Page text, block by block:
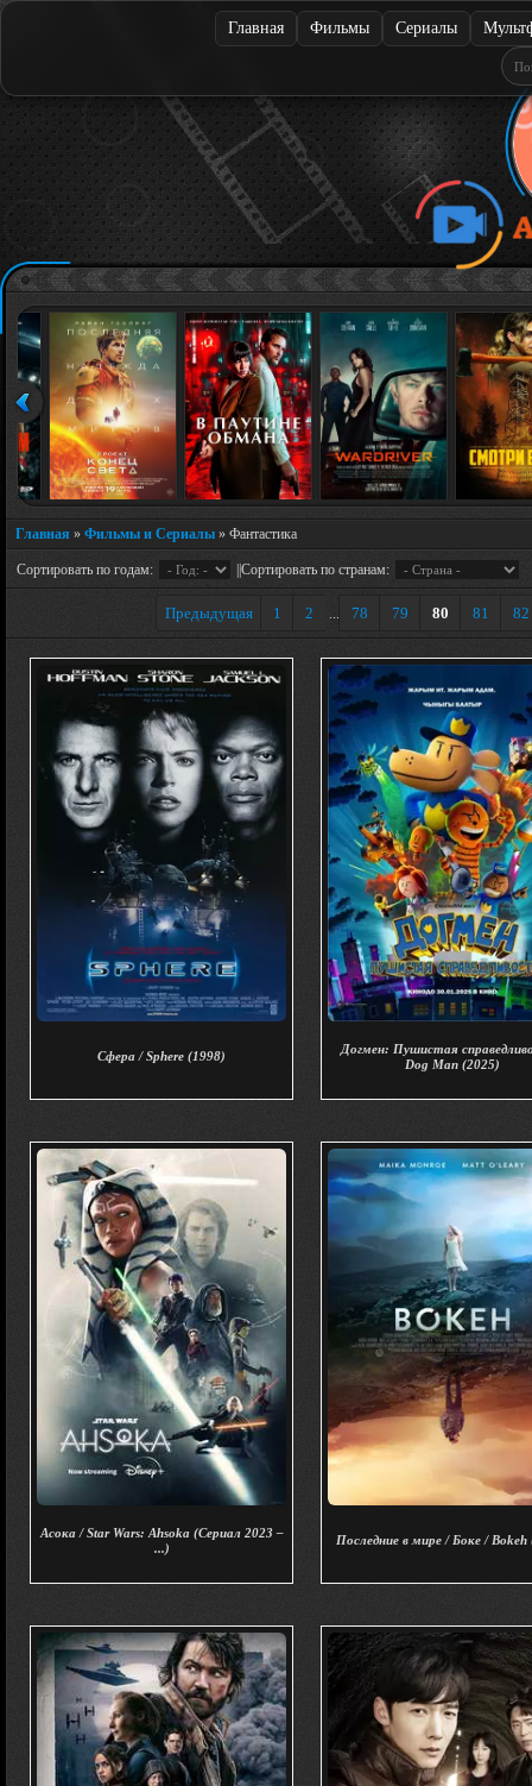
Главная Фильмы Сериалы
Главная » Фильмы и Сериалы » Фантастика
Сортировать по годам: ||Сортировать по странам:
Предыдущая 1 2 ... 78 79 80 81 82
Сфера / Sphere (1998)
Догмен: Пушистая
Dog Man (2025)
Асока / Star Wars: Ahsoka (Сериал 2023 –
...)
Последние в мире / Боке / Bokeh